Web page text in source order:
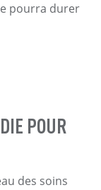
pourra durer
POUR
des soins